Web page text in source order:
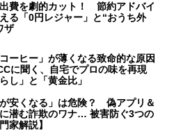
費を劇的カット！ 節約アドバイ
る「0円レジャー」と“おうち外
ザ
コーヒー」が薄くなる致命的な原因
に聞く、自宅でプロの味を再現
し」と「黄金比」
が安くなる」は危険？ 偽アプリ＆
潜む詐欺のワナ… 被害防ぐ3つの
家解説】